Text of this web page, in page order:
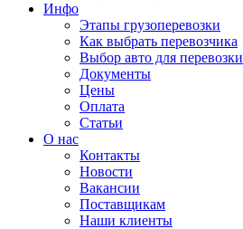
Инфо
Этапы грузоперевозки
Как выбрать перевозчика
Выбор авто для перевозки
Документы
Цены
Оплата
Статьи
О нас
Контакты
Новости
Вакансии
Поставщикам
Наши клиенты